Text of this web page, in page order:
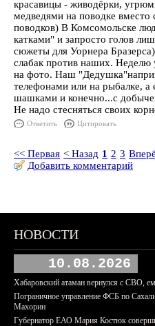
красавицы - живодёрки,
медведями на поводке вместо
поводков) В Комсомольске
катками" и запросто голов
сюжеты для Уорнера
слабак против наших. Неделю
на фото. Наш
телефонами или на рыбалке, а
шашками и конечно...с
Не надо стесняться своих
Ответить Цитировать
<< Первая < Назад 1 2 3
Добавить комментарий
НОВОСТИ
10.08.2026
Хабаровский атаман вернулся с СВО,
Пограничное управление ФСБ по
Махорин
Губернатор ЕАО Мария Костюк